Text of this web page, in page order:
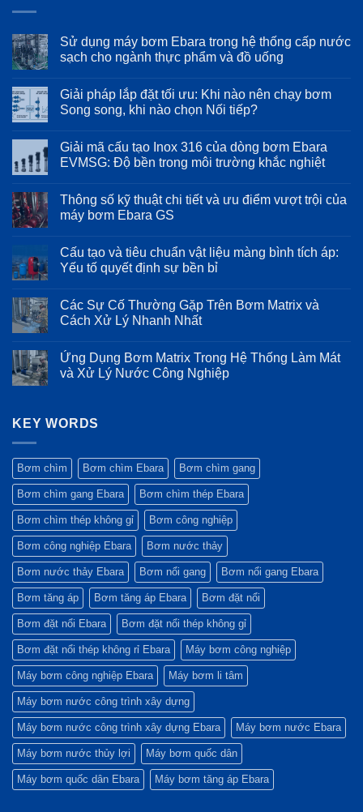
Sử dụng máy bơm Ebara trong hệ thống cấp nước
sạch cho ngành thực phẩm và đồ uống
bình
luận
ở
máy
bơm
Ebara
thống
nước
ngành
thực
phẩm
uống
Giải pháp lắp đặt tối ưu: Khi nào nên chạy bơm
Song song, khi nào chọn Nối tiếp?
bình
luận
ở
lắp
tối
nào
nên
chạy
song,
khi
nào
tiếp?
Giải mã cấu tạo Inox 316 của dòng bơm Ebara
EVMSG: Độ bền trong môi trường khắc nghiệt
bình
luận
ở
cấu
tạo
Inox
dòng
bơm
Ebara
bền
trong
môi
Thông số kỹ thuật chi tiết và ưu điểm vượt trội của
máy bơm Ebara GS
bình
luận
ở
kỹ
thuật
chi
ưu
điểm
vượt
bơm
Ebara
Cấu tạo và tiêu chuẩn vật liệu màng bình tích áp:
Yếu tố quyết định sự bền bỉ
bình
luận
ở
và
tiêu
chuẩn
bình
tích
quyết
định
sự
bền
Các Sự Cố Thường Gặp Trên Bơm Matrix và
Cách Xử Lý Nhanh Nhất
bình
luận
ở
Thường
Gặp
Matrix
và
Cách
Xử
Lý
Nhanh
Nhất
Ứng Dụng Bơm Matrix Trong Hệ Thống Làm Mát
và Xử Lý Nước Công Nghiệp
luận
ở
Bơm
Matrix
Trong
Hệ
Thống
Làm
Mát
và
Xử
Lý
Nước
Công
Nghiệp
KEY WORDS
Bơm chìm Bơm chìm Ebara Bơm chìm gang
Bơm chìm gang Ebara Bơm chìm thép Ebara
Bơm chìm thép không gỉ Bơm công nghiệp
Bơm công nghiệp Ebara Bơm nước thảy
Bơm nước thảy Ebara Bơm nổi gang Bơm nổi gang Ebara
Bơm tăng áp Bơm tăng áp Ebara Bơm đặt nổi
Bơm đặt nổi Ebara Bơm đặt nổi thép không gỉ
Bơm đặt nổi thép không rỉ Ebara Máy bơm công nghiệp
Máy bơm công nghiệp Ebara Máy bơm li tâm
Máy bơm nước công trình xây dựng
Máy bơm nước công trình xây dựng Ebara Máy bơm nước Ebara
Máy bơm nước thủy lợi Máy bơm quốc dân
Máy bơm quốc dân Ebara Máy bơm tăng áp Ebara